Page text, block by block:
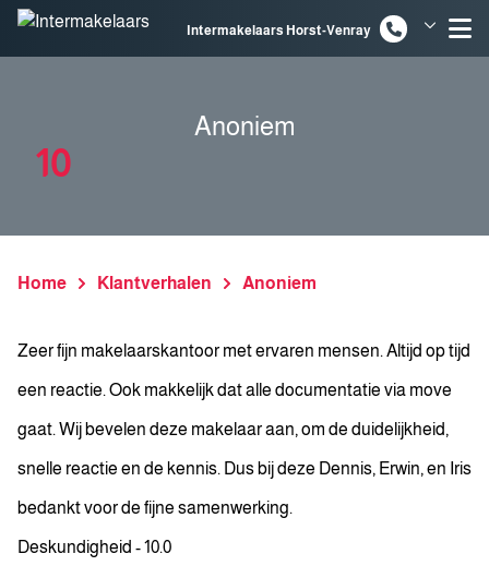
Spring naar inhoud
Intermakelaars Horst-Venray
Anoniem
10
Home Klantverhalen Anoniem
Zeer fijn makelaarskantoor met ervaren mensen. Altijd op tijd
een reactie. Ook makkelijk dat alle documentatie via move
gaat. Wij bevelen deze makelaar aan, om de duidelijkheid,
snelle reactie en de kennis. Dus bij deze Dennis, Erwin, en Iris
bedankt voor de fijne samenwerking.
Deskundigheid - 10.0